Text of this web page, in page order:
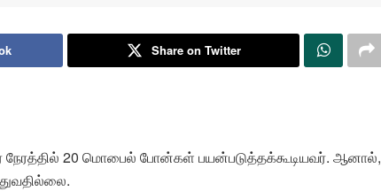
Share on Twitter
நேரத்தில் 20 மொபைல் போன்கள் பயன்படுத்தக்கூடியவர். ஆனால்,